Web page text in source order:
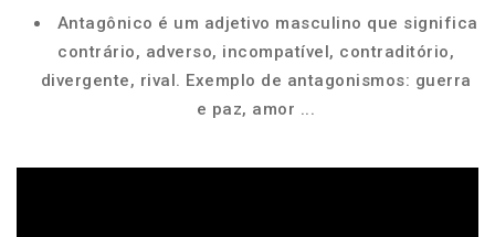
Antagônico é um adjetivo masculino que significa
contrário, adverso, incompatível, contraditório,
divergente, rival. Exemplo de antagonismos: guerra
e paz, amor ...